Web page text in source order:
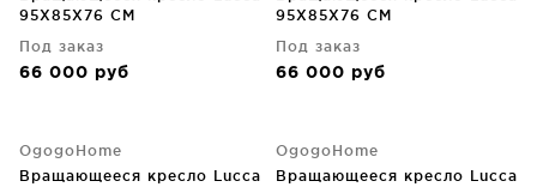
95X85X76 CM
Под заказ
66 000 руб
95X85X76 CM
Под заказ
66 000 руб
OgogoHome
Вращающееся кресло Lucca
OgogoHome
Вращающееся кресло Lucca